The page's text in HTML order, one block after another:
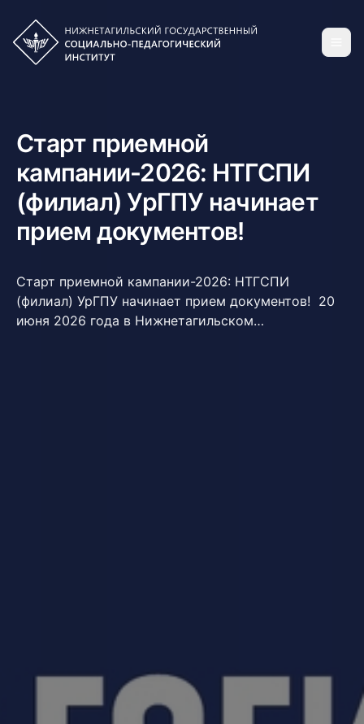
Старт приемной
кампании-2026: НТГСПИ
(филиал) УрГПУ начинает
прием документов!
Старт приемной кампании-2026: НТГСПИ
(филиал) УрГПУ начинает прием документов! 20
июня 2026 года в Нижнетагильском